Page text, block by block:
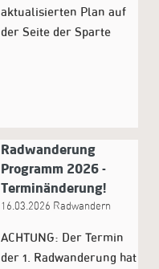
aktualisierten Plan auf
der Seite der Sparte
Radwanderung
Programm 2026 -
Terminänderung!
16.03.2026 Radwandern
ACHTUNG: Der Termin
der 1. Radwanderung hat